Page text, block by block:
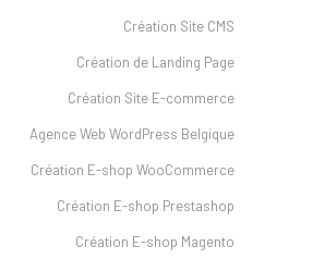
Création Site CMS
Création de Landing Page
Création Site E-commerce
Agence Web WordPress Belgique
Création E-shop WooCommerce
Création E-shop Prestashop
Création E-shop Magento